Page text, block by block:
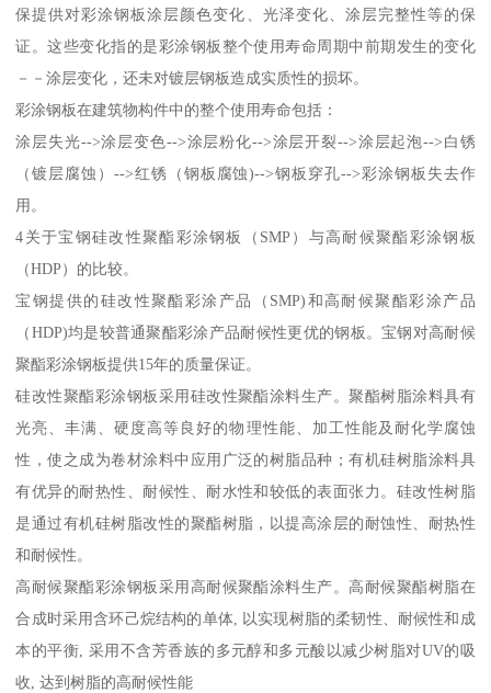
保提供对彩涂钢板涂层颜色变化、光泽变化、涂层完整性等的保
证。这些变化指的是彩涂钢板整个使用寿命周期中前期发生的变化
－－涂层变化，还未对镀层钢板造成实质性的损坏。
彩涂钢板在建筑物构件中的整个使用寿命包括：
涂层失光-->涂层变色-->涂层粉化-->涂层开裂-->涂层起泡-->白锈
（镀层腐蚀）-->红锈（钢板腐蚀)-->钢板穿孔-->彩涂钢板失去作
用。
4关于宝钢硅改性聚酯彩涂钢板（SMP）与高耐候聚酯彩涂钢板
（HDP）的比较。
宝钢提供的硅改性聚酯彩涂产品（SMP)和高耐候聚酯彩涂产品
（HDP)均是较普通聚酯彩涂产品耐候性更优的钢板。宝钢对高耐候
聚酯彩涂钢板提供15年的质量保证。
硅改性聚酯彩涂钢板采用硅改性聚酯涂料生产。聚酯树脂涂料具有
光亮、丰满、硬度高等良好的物理性能、加工性能及耐化学腐蚀
性，使之成为卷材涂料中应用广泛的树脂品种；有机硅树脂涂料具
有优异的耐热性、耐候性、耐水性和较低的表面张力。硅改性树脂
是通过有机硅树脂改性的聚酯树脂，以提高涂层的耐蚀性、耐热性
和耐候性。
高耐候聚酯彩涂钢板采用高耐候聚酯涂料生产。高耐候聚酯树脂在
合成时采用含环己烷结构的单体, 以实现树脂的柔韧性、耐候性和成
本的平衡, 采用不含芳香族的多元醇和多元酸以减少树脂对UV的吸
收, 达到树脂的高耐候性能